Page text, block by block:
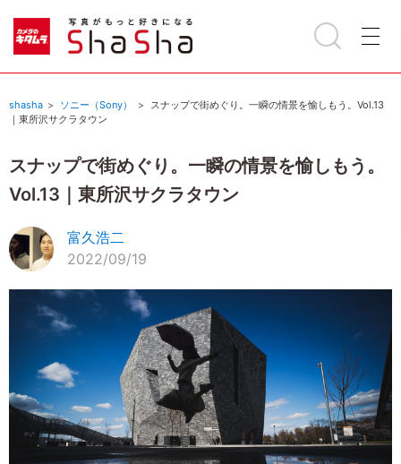
shasha ソニー（Sony）
スナップで街めぐり。一瞬の情景を愉しもう。Vol.13
｜東所沢サクラタウン
スナップで街めぐり。一瞬の情景を愉しもう。
Vol.13｜東所沢サクラタウン
富久浩二
2022/09/19